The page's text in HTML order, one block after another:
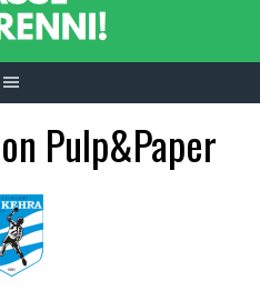
Pulp&Paper